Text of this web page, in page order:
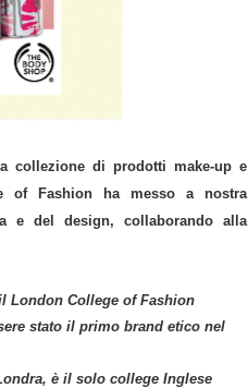
collezione di prodotti make-up e
of Fashion ha messo a nostra
e del design, collaborando alla
London College of Fashion
stato il primo brand etico nel
è il solo college Inglese